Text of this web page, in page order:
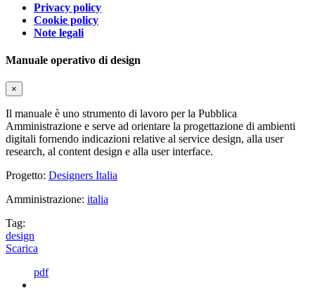
Privacy policy
Cookie policy
Note legali
Manuale operativo di design
×
Il manuale è uno strumento di lavoro per la Pubblica
Amministrazione e serve ad orientare la progettazione di ambienti
digitali fornendo indicazioni relative al service design, alla user
research, al content design e alla user interface.
Progetto: Designers Italia
Amministrazione: italia
Tag:
design
Scarica
pdf